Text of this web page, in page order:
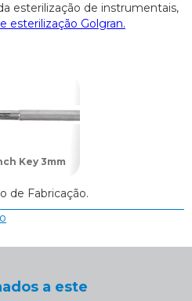
esterilização de instrumentais,
esterilização Golgran.
Key 3mm
de Fabricação.
a este